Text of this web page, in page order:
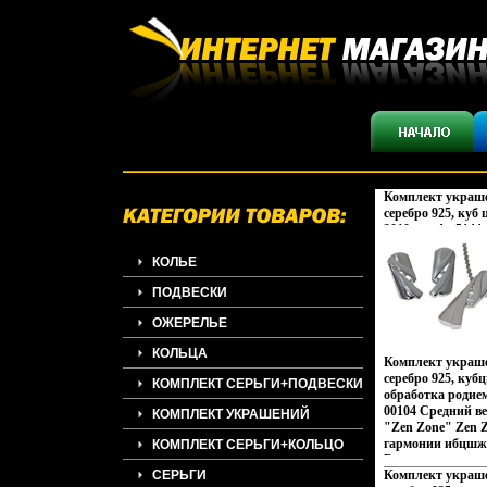
КОЛЬЕ
ПОДВЕСКИ
ОЖЕРЕЛЬЕ
КОЛЬЦА
КОМПЛЕКТ СЕРЬГИ+ПОДВЕСКИ
КОМПЛЕКТ УКРАШЕНИЙ
КОМПЛЕКТ СЕРЬГИ+КОЛЬЦО
СЕРЬГИ
Комплект
серебро 925, куб
2010 г инфо
Комплект
серебро 925,
обработка
00104 Средний
"Zen Zone" Zen
гармонии
Востока и
Комплект